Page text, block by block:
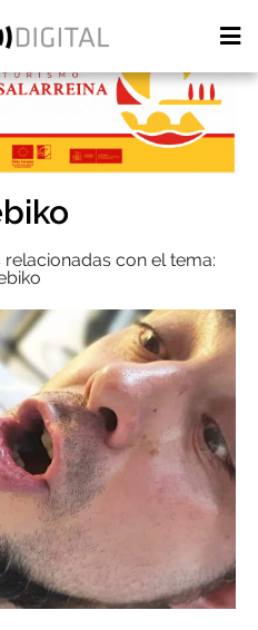
con el tema: